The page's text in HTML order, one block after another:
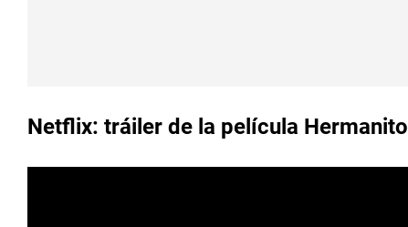
Netflix: tráiler de la película Hermanito